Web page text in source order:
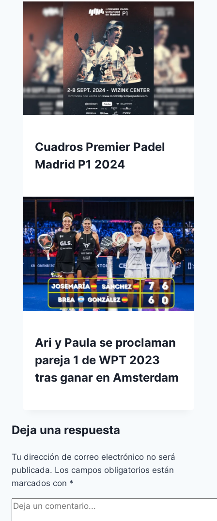
Cuadros Premier Padel
Madrid P1 2024
Ari y Paula se proclaman
pareja 1 de WPT 2023
tras ganar en Amsterdam
Deja una respuesta
Tu dirección de correo electrónico no será
publicada. Los campos obligatorios están
marcados con *